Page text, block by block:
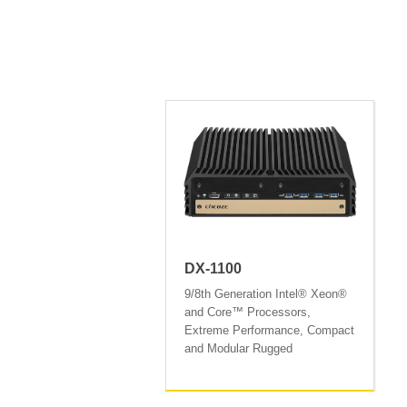
DX-1100
9/8th Generation Intel® Xeon®
and Core™ Processors,
Extreme Performance, Compact
and Modular Rugged